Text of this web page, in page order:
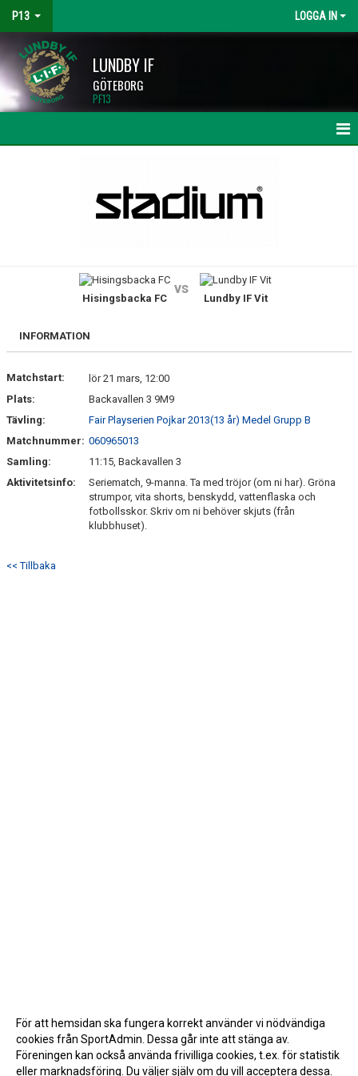
P13 LOGGA IN
LUNDBY IF
GÖTEBORG
PF13
BILDGALLERI
KONTAKT
Hisingsbacka FC
vs
Lundby IF Vit
INFORMATION
Matchstart:
lör 21 mars, 12:00
Plats:
Backavallen 3 9M9
Tävling:
Fair Playserien Pojkar 2013(13 år) Medel Grupp B
Matchnummer: 060965013
Samling:
11:15, Backavallen 3
Aktivitetsinfo:
Seriematch, 9-manna. Ta med tröjor (om ni har). Gröna
strumpor, vita shorts, benskydd, vattenflaska och
fotbollsskor. Skriv om ni behöver skjuts (från
klubbhuset).
<< Tillbaka
För att hemsidan ska fungera korrekt använder vi nödvändiga
cookies från SportAdmin. Dessa går inte att stänga av.
Föreningen kan också använda frivilliga cookies, t.ex. för statistik
eller marknadsföring. Du väljer själv om du vill acceptera dessa.